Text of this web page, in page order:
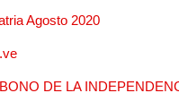
Agosto 2020
DE LA